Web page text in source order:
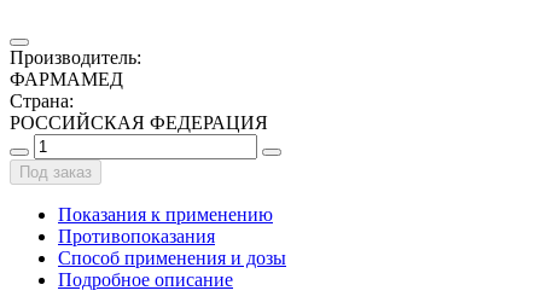
Производитель:
ФАРМАМЕД
Страна:
РОССИЙСКАЯ ФЕДЕРАЦИЯ
Под заказ
Показания к применению
Противопоказания
Способ применения и дозы
Подробное описание